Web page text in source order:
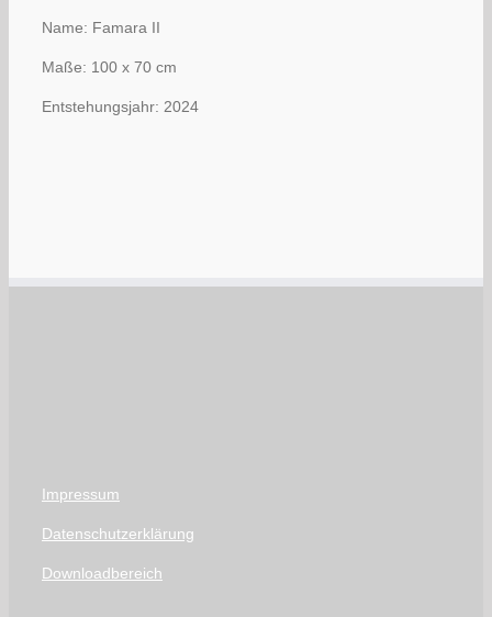
Name: Famara II
Maße: 100 x 70 cm
Entstehungsjahr: 2024
Impressum
Datenschutzerklärung
Downloadbereich